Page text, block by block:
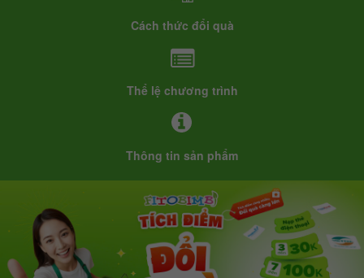
Cách thức đổi quà
Thể lệ chương trình
Thông tin sản phẩm